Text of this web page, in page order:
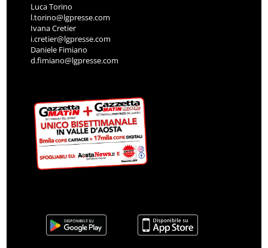
Luca Torino
l.torino@lgpresse.com
Ivana Cretier
i.cretier@lgpresse.com
Daniele Fimiano
d.fimiano@lgpresse.com